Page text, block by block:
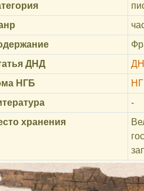
ДНД
НГБ
-
хранения